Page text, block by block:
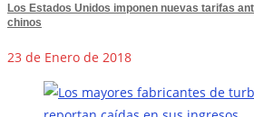
Los Estados Unidos imponen nuevas tarifas
chinos
23 de Enero de 2018